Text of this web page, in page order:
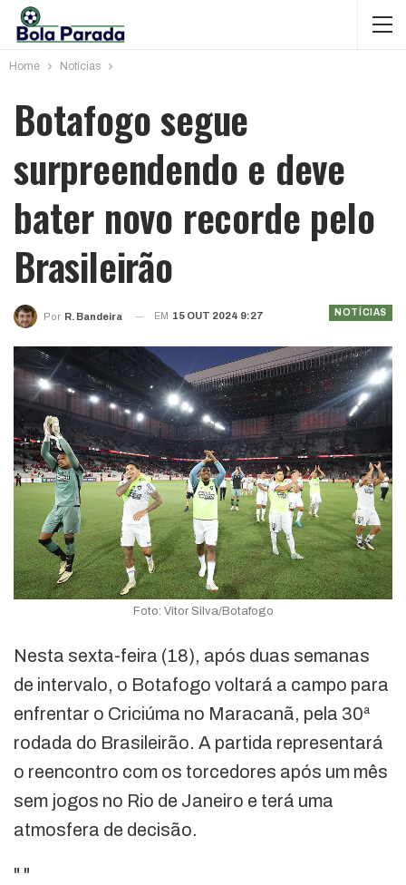
Home Notícias
Botafogo segue
surpreendendo e deve
bater novo recorde pelo
Brasileirão
NOTÍCIAS
Por R. Bandeira EM 15 OUT 2024 9:27
Foto: Vitor Silva/Botafogo
Nesta sexta-feira (18), após duas semanas
de intervalo, o Botafogo voltará a campo para
enfrentar o Criciúma no Maracanã, pela 30ª
rodada do Brasileirão. A partida representará
o reencontro com os torcedores após um mês
sem jogos no Rio de Janeiro e terá uma
atmosfera de decisão.
" "